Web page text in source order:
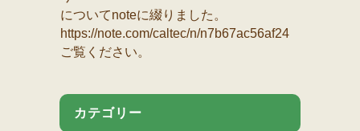
についてnoteに綴りました。
https://note.com/caltec/n/n7b67ac56af24
ご覧ください。
カテゴリー